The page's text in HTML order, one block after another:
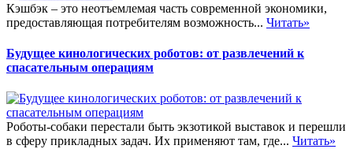
Кэшбэк – это неотъемлемая часть современной экономики,
предоставляющая потребителям возможность... Читать»
Будущее кинологических роботов: от развлечений к
спасательным операциям
Роботы-собаки перестали быть экзотикой выставок и перешли
в сферу прикладных задач. Их применяют там, где... Читать»